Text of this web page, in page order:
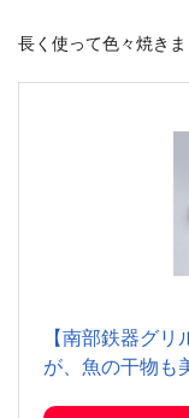
長く使って色々焼きま
【南部鉄器グ
が、魚の干物も